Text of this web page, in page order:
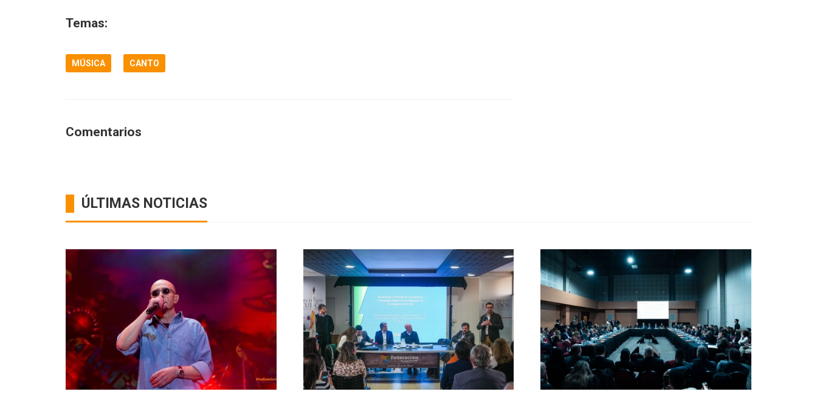
Temas:
MÚSICA CANTO
Comentarios
ÚLTIMAS NOTICIAS